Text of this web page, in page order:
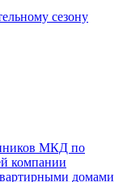
сезону
МКД по
компании
домами